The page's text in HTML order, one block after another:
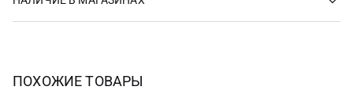
ПОХОЖИЕ ТОВАРЫ